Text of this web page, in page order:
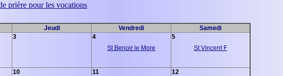
prière pour les vocations
Jeudi Vendredi
Samedi
3
4
St Benoir le More
5
St Vincent F
10
11
12